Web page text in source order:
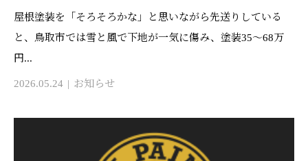
屋根塗装を「そろそろかな」と思いながら先送りしている
と、鳥取市では雪と風で下地が一気に傷み、塗装35〜68万
円...
2026.05.24 お知らせ